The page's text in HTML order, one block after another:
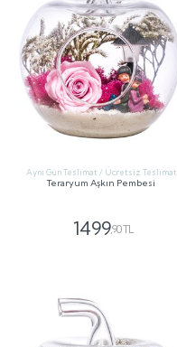
Aynı Gün Teslimat / Ücretsiz Teslimat
Teraryum Aşkın Pembesi
1499,90 TL